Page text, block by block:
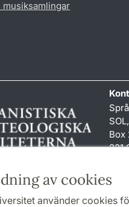
av cookies
använder cookies
musiksamlingar
Box
221